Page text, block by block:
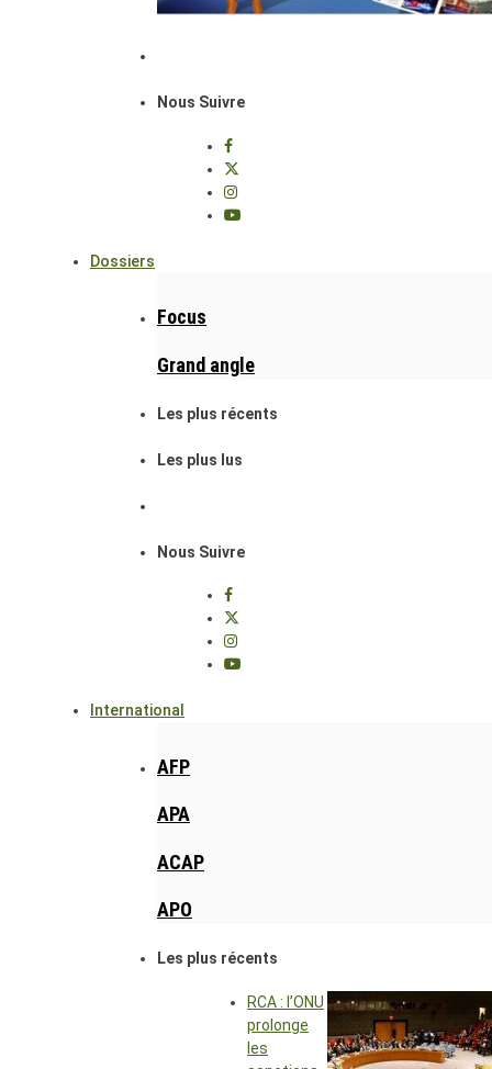
Nous Suivre
Dossiers
Focus
Grand angle
Les plus récents
Les plus lus
Nous Suivre
International
AFP
APA
ACAP
APO
Les plus récents
RCA : l’ONU
prolonge
les